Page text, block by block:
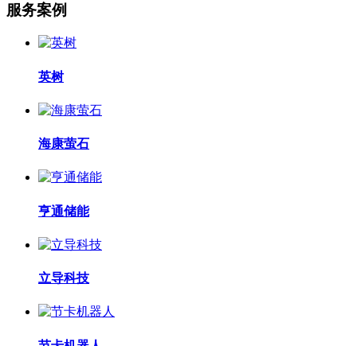
服务案例
英树
海康萤石
亨通储能
立导科技